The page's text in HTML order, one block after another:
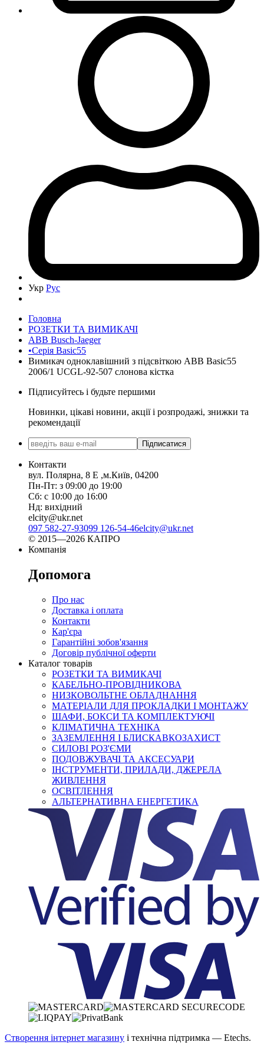
Укр Рус
Головна
РОЗЕТКИ ТА ВИМИКАЧІ
ABB Busch-Jaeger
•Серія Basic55
Вимикач одноклавішний з підсвіткою ABB Basic55
2006/1 UCGL-92-507 слонова кістка
Підписуйтесь і будьте першими
Новинки, цікаві новини, акції і розпродажі, знижки та
рекомендації
Підписатися
Контакти
вул. Полярна, 8 Е ,м.Київ, 04200
Пн-Пт: з 09:00 до 19:00
Сб: с 10:00 до 16:00
Нд: вихідний
elcity@ukr.net
097 582-27-93099 126-54-46elcity@ukr.net
© 2015—2026 КАПРО
Компанія
Допомога
Про нас
Доставка і оплата
Контакти
Кар'єра
Гарантійні зобов'язання
Договір публічної оферти
Каталог товарів
РОЗЕТКИ ТА ВИМИКАЧІ
КАБЕЛЬНО-ПРОВІДНИКОВА
НИЗКОВОЛЬТНЕ ОБЛАДНАННЯ
МАТЕРІАЛИ ДЛЯ ПРОКЛАДКИ І МОНТАЖУ
ШАФИ, БОКСИ ТА КОМПЛЕКТУЮЧІ
КЛІМАТИЧНА ТЕХНІКА
ЗАЗЕМЛЕННЯ І БЛИСКАВКОЗАХИСТ
СИЛОВІ РОЗ'ЄМИ
ПОДОВЖУВАЧІ ТА АКСЕСУАРИ
ІНСТРУМЕНТИ, ПРИЛАДИ, ДЖЕРЕЛА
ЖИВЛЕННЯ
ОСВІТЛЕННЯ
АЛЬТЕРНАТИВНА ЕНЕРГЕТИКА
Створення інтернет магазину і технічна підтримка — Etechs.